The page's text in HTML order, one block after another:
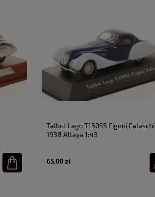
Talbot Lago T150SS Figoni Falaschi
1938 Altaya 1:43
65,00 zł